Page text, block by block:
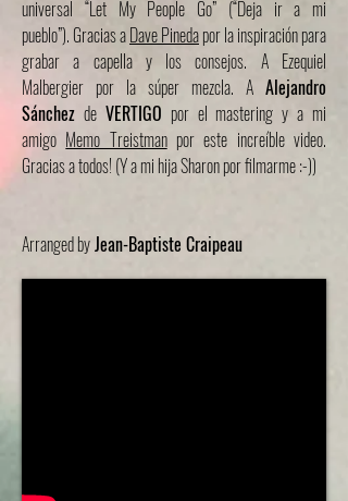
universal “Let My People Go” (“Deja ir a mi
pueblo”). Gracias aDave Pinedapor la inspiración para
grabar a capella y los consejos. A Ezequiel
Malbergier por la súper mezcla. A Alejandro
Sánchez de VERTIGO por el mastering y a mi
amigo Memo Treistmanpor este increíble video.
Gracias a todos! (Y a mi hija Sharon por filmarme :-))
Arranged byJean-Baptiste Craipeau